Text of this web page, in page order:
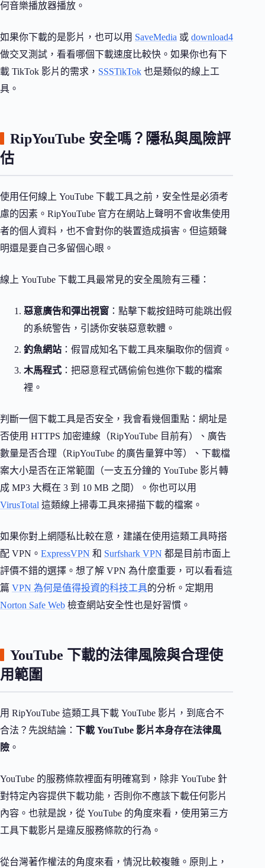
何音樂播放器播放。
如果你下載的是影片，也可以用 SaveMedia 或 download4
做交叉測試，看看哪個下載速度比較快。如果你也有下
載 TikTok 影片的需求， SSSTikTok 也是類似的線上工
具。
RipYouTube 安全嗎？隱私與風險評
估
使用任何線上 YouTube 下載工具之前，安全性是必須考
慮的因素。RipYouTube 官方在網站上聲明不會收集使用
者的個人資料，也不會對你的裝置造成損害。但這類聲
明還是要自己多留個心眼。
線上 YouTube 下載工具最常見的安全風險有三種：
惡意廣告和彈出視窗 ：點擊下載按鈕時可能跳出假
的系統警告，引誘你安裝惡意軟體。
釣魚網站 ：假冒成知名下載工具來騙取你的個資。
木馬程式 ：把惡意程式碼偷偷包進你下載的檔案
裡。
判斷一個下載工具是否安全，我會看幾個重點：網址是
否使用 HTTPS 加密連線（RipYouTube 目前有）、廣告
數量是否合理（RipYouTube 的廣告量算中等）、下載檔
案大小是否在正常範圍（一支五分鐘的 YouTube 影片轉
成 MP3 大概在 3 到 10 MB 之間）。你也可以用
VirusTotal 這類線上掃毒工具來掃描下載的檔案。
如果你對上網隱私比較在意，建議在使用這類工具時搭
配 VPN。 ExpressVPN 和 Surfshark VPN 都是目前市面上
評價不錯的選擇。想了解 VPN 為什麼重要，可以看看這
篇 VPN 為何是值得投資的科技工具的分析。定期用
Norton Safe Web 檢查網站安全性也是好習慣。
YouTube 下載的法律風險與合理使
用範圍
用 RipYouTube 這類工具下載 YouTube 影片，到底合不
合法？先說結論： 下載 YouTube 影片本身存在法律風
險 。
YouTube 的服務條款裡面有明確寫到，除非 YouTube 針
對特定內容提供下載功能，否則你不應該下載任何影片
內容。也就是說，從 YouTube 的角度來看，使用第三方
工具下載影片是違反服務條款的行為。
從台灣著作權法的角度來看，情況比較複雜。原則上，